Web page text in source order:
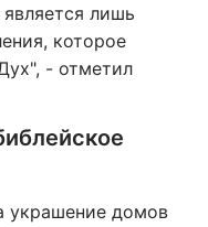
лишь
которое
- отметил
украшение домов